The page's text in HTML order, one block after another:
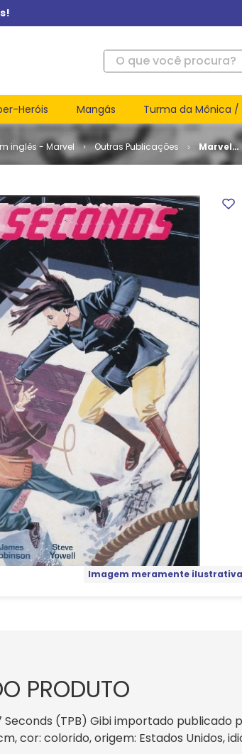
O que você procura?
Heróis Mangás Turma da Mônica /
inglês - Marvel Outras Publicações
Marvel
Graphic
(TPB)
Imagem meramente ilustrativa
PRODUTO
(TPB) Gibi importado
cor: colorido, origem: Estados Unidos,